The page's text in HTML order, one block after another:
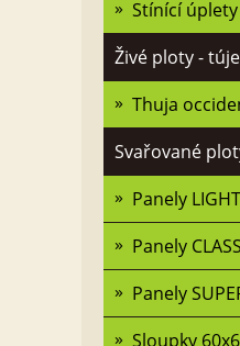
Stínící úplety
Živé ploty - túje
Thuja
Svařované
Panely
Panely
Panely
Sloupky